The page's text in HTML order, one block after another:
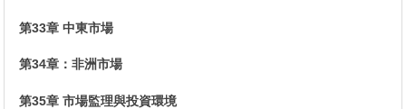
第33章 中東市場
第34章：非洲市場
第35章 市場監理與投資環境